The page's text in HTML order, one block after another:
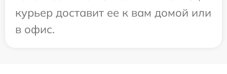
курьер доставит ее к вам домой или
в офис.